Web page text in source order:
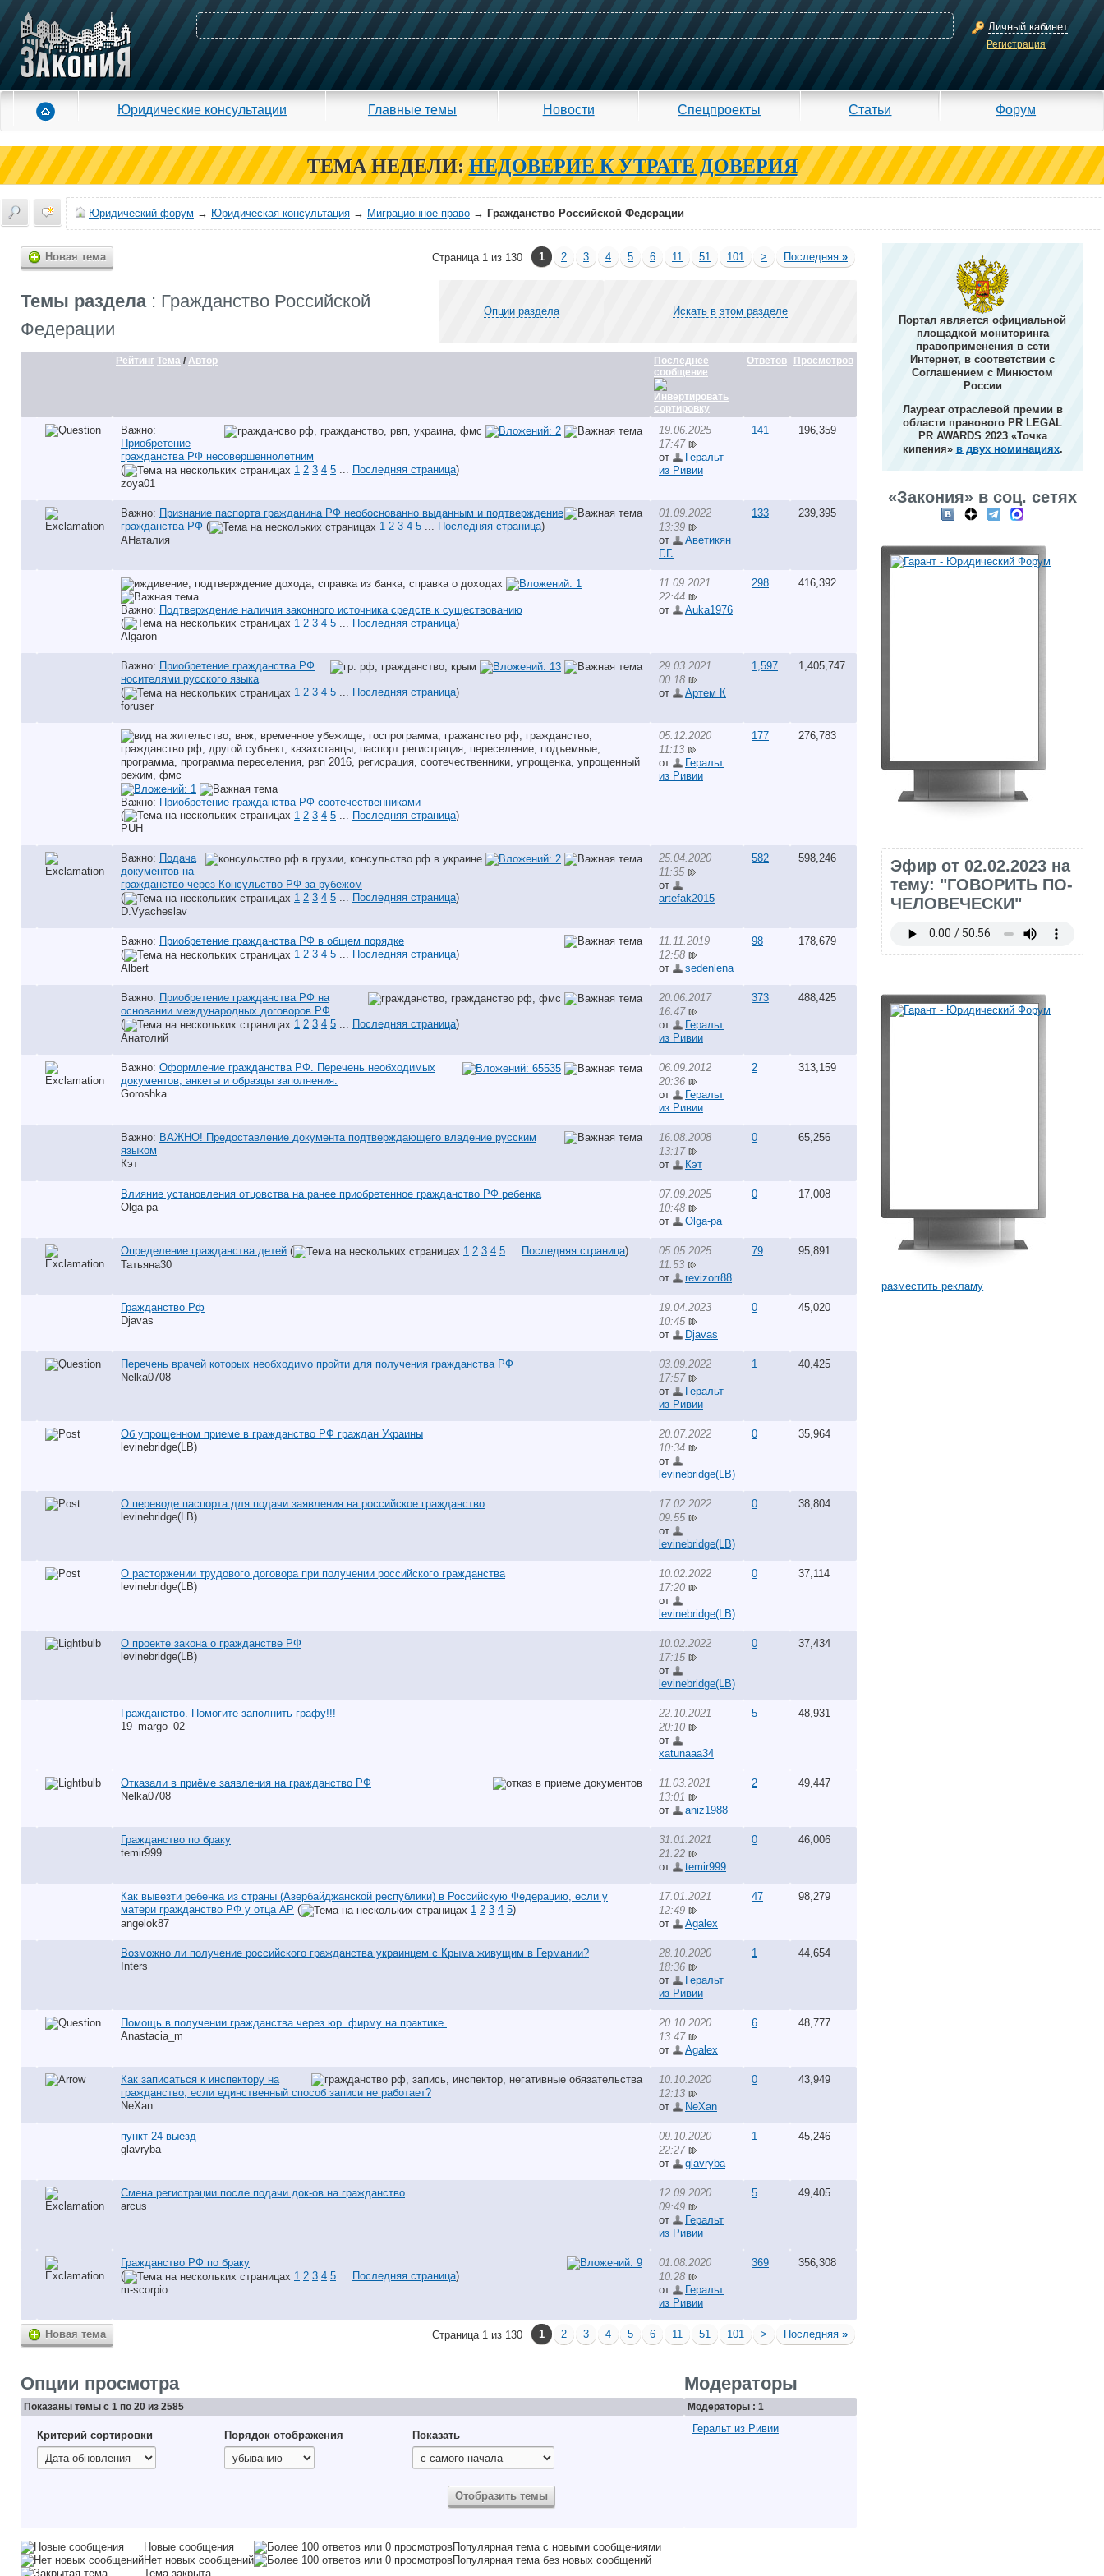
Личный кабинет
Регистрация
Юридические консультации Главные темы Новости Спецпроекты Статьи Форум
ТЕМА НЕДЕЛИ: НЕДОВЕРИЕ К УТРАТЕ ДОВЕРИЯ
Юридический форум → Юридическая консультация → Миграционное право → Гражданство Российской Федерации
Новая тема Страница 1 из 130 1 2 3 4 5 6 11 51 101 > Последняя »
Темы раздела: Гражданство Российской
Федерации
Опции раздела Искать в этом разделе
Рейтинг Тема / Автор
Последнее
сообщение
Ответов Просмотров
Важно:
Приобретение
гражданства РФ несовершеннолетним
(
1 2 3 4 5 ... Последняя страница)
zoya01
19.06.2025
17:47
от
Геральт
из Ривии
141 196,359
Важно: Признание паспорта гражданина РФ необоснованно выданным и подтверждение
гражданства РФ ( 1 2 3 4 5 ... Последняя страница)
АНаталия
01.09.2022
13:39
от
Аветикян
Г.Г.
133 239,395
Важно: Подтверждение наличия законного источника средств к существованию
(
1 2 3 4 5 Последняя страница)
Algaron
11.09.2021
22:44
от
Auka1976
298 416,392
Важно: Приобретение гражданства РФ
носителями русского языка
(
1 2 3 4 5 ... Последняя страница)
foruser
29.03.2021
00:18
от
Артем К
1,597 1,405,747
Важно: Приобретение гражданства РФ соотечественниками
(
1 2 3 4 5 Последняя страница)
PUH
05.12.2020
11:13
от
Геральт
из Ривии
177 276,783
Важно: Подача
документов на
гражданство через Консульство РФ за рубежом
(
1 2 3 4 5 ... Последняя страница)
D.Vyacheslav
25.04.2020
11:35
от
artefak2015
582 598,246
Важно: Приобретение гражданства РФ в общем порядке
(
1 2 3 4 5 ... Последняя страница)
Albert
11.11.2019
12:58
от
sedenlena
98 178,679
Важно: Приобретение гражданства РФ на
основании международных договоров РФ
(
1 2 3 4 5 ... Последняя страница)
Анатолий
20.06.2017
16:47
от
Геральт
из Ривии
373 488,425
Важно: Оформление гражданства РФ. Перечень необходимых
документов, анкеты и образцы заполнения.
Goroshka
06.09.2012
20:36
от
Геральт
из Ривии
2 313,159
Важно: ВАЖНО! Предоставление документа подтверждающего владение русским
языком
Кэт
16.08.2008
13:17
от
Кэт
0 65,256
Влияние установления отцовства на ранее приобретенное гражданство РФ ребенка
Olga-pa
07.09.2025
10:48
от
Olga-pa
0 17,008
Определение гражданства детей ( 1 2 3 4 5 ... Последняя страница)
Татьяна30
05.05.2025
11:53
от
revizorr88
79 95,891
Гражданство Рф
Djavas
19.04.2023
10:45
от
Djavas
0 45,020
Перечень врачей которых необходимо пройти для получения гражданства РФ
Nelka0708
03.09.2022
17:57
от
Геральт
из Ривии
1 40,425
Об упрощенном приеме в гражданство РФ граждан Украины
levinebridge(LB)
20.07.2022
10:34
от
levinebridge(LB)
0 35,964
О переводе паспорта для подачи заявления на российское гражданство
levinebridge(LB)
17.02.2022
09:55
от
levinebridge(LB)
0 38,804
О расторжении трудового договора при получении российского гражданства
levinebridge(LB)
10.02.2022
17:20
от
levinebridge(LB)
0 37,114
О проекте закона о гражданстве РФ
levinebridge(LB)
10.02.2022
17:15
от
levinebridge(LB)
0 37,434
Гражданство. Помогите заполнить графу!!!
19_margo_02
22.10.2021
20:10
от
xatunaaa34
5 48,931
Отказали в приёме заявления на гражданство РФ
Nelka0708
11.03.2021
13:01
от
aniz1988
2 49,447
Гражданство по браку
temir999
31.01.2021
21:22
от
temir999
0 46,006
Как вывезти ребенка из страны (Азербайджанской республики) в Российскую Федерацию, если у
матери гражданство РФ у отца АР ( 1 2 3 4 5)
angelok87
17.01.2021
12:49
от
Agalex
47 98,279
Возможно ли получение российского гражданства украинцем с Крыма живущим в Германии?
Inters
28.10.2020
18:36
от
Геральт
из Ривии
1 44,654
Помощь в получении гражданства через юр. фирму на практике.
Anastacia_m
20.10.2020
13:47
от
Agalex
6 48,777
Как записаться к инспектору на
гражданство, если единственный способ записи не работает?
NeXan
10.10.2020
12:13
от
NeXan
0 43,949
пункт 24 выезд
glavryba
09.10.2020
22:27
от
glavryba
1 45,246
Смена регистрации после подачи док-ов на гражданство
arcus
12.09.2020
09:49
от
Геральт
из Ривии
5 49,405
Гражданство РФ по браку
(
1 2 3 4 5 ... Последняя страница)
m-scorpio
01.08.2020
10:28
от
Геральт
из Ривии
369 356,308
Новая тема Страница 1 из 130 1 2 3 4 5 6 11 51 101 > Последняя »
Опции просмотра Модераторы
Показаны темы с 1 по 20 из 2585 Модераторы : 1
Критерий сортировки Порядок отображения Показать
Геральт из Ривии
Новые сообщения
Популярная тема с новыми сообщениями
Нет новых сообщений
Популярная тема без новых сообщений
Тема закрыта
Портал является официальной
площадкой мониторинга
правоприменения в сети
Интернет, в соответствии с
Соглашением с Минюстом
России
Лауреат отраслевой премии в
области правового PR LEGAL
PR AWARDS 2023 «Точка
кипения» в двух номинациях.
«Закония» в соц. сетях
Эфир от 02.02.2023 на
тему: "ГОВОРИТЬ ПО-
ЧЕЛОВЕЧЕСКИ"
разместить рекламу